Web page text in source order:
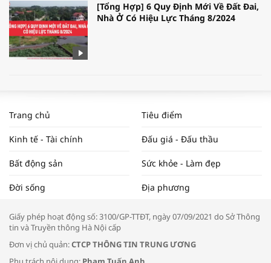
[Tổng Hợp] 6 Quy Định Mới Về Đất Đai,
Nhà Ở Có Hiệu Lực Tháng 8/2024
NAM NĂM 2024 VÀ NĂM 2025 | NHỊP
ĐẬP THỊ TRƯỜNG #62
Tọa đàm “Xúc tiến thương mại: Khơi
Trang chủ Tiêu điểm
Kinh tế - Tài chính Đấu giá - Đấu thầu
Bất động sản Sức khỏe - Làm đẹp
Đời sống Địa phương
Giấy phép hoạt động số: 3100/GP-TTĐT, ngày 07/09/2021 do Sở Thông
tin và Truyền thông Hà Nội cấp
Đơn vị chủ quản:CTCP THÔNG TIN TRUNG ƯƠNG